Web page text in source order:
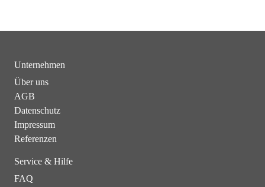
Unternehmen
Über uns
AGB
Datenschutz
Impressum
Referenzen
Service & Hilfe
FAQ